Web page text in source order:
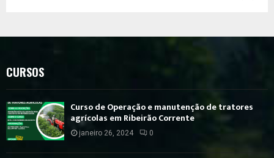
CURSOS
Curso de Operação e manutenção de tratores
agrícolas em Ribeirão Corrente
janeiro 26, 2024 0